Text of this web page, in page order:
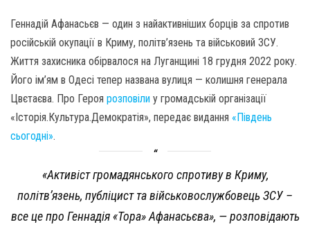
Геннадій Афанасьєв — один з найактивніших борців за спротив
російській окупації в Криму, політв’язень та військовий ЗСУ.
Життя захисника обірвалося на Луганщині 18 грудня 2022 року.
Його ім’ям в Одесі тепер названа вулиця — колишня генерала
Цвєтаєва. Про Героя розповіли у громадській організації
«Історія.Культура.Демократія», передає видання «Південь
сьогодні».
«Активіст громадянського спротиву в Криму,
політв’язень, публіцист та військовослужбовець ЗСУ –
все це про Геннадія «Тора» Афанасьєва», — розповідають